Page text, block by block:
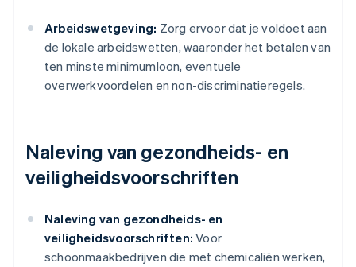
Arbeidswetgeving: Zorg ervoor dat je voldoet aan
de lokale arbeidswetten, waaronder het betalen van
ten minste minimumloon, eventuele
overwerkvoordelen en non-discriminatieregels.
Naleving van gezondheids- en
veiligheidsvoorschriften
Naleving van gezondheids- en
veiligheidsvoorschriften: Voor
schoonmaakbedrijven die met chemicaliën werken,